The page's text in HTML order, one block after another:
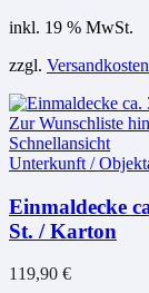
inkl. 19 % MwSt.
zzgl. Versandkosten
Zur Wunschliste
Schnellansicht
Unterkunft /
Einmaldecke
St. / Karton
119,90 €